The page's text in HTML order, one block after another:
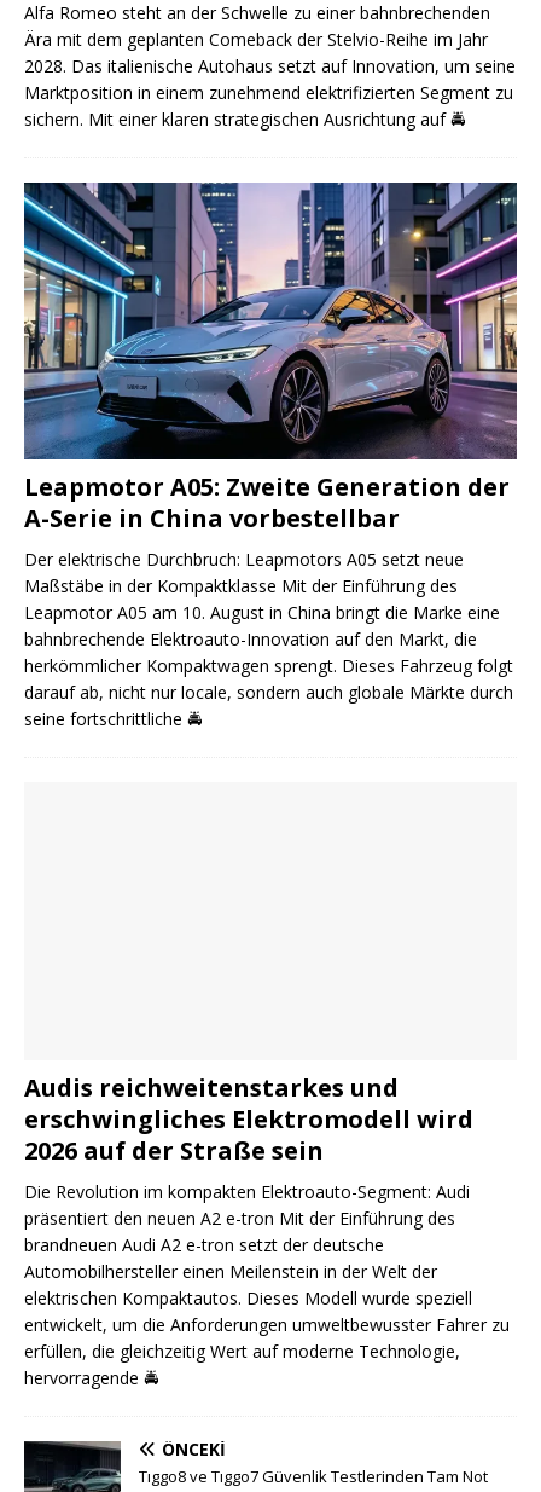
Alfa Romeo steht an der Schwelle zu einer bahnbrechenden
Ära mit dem geplanten Comeback der Stelvio-Reihe im Jahr
2028. Das italienische Autohaus setzt auf Innovation, um seine
Marktposition in einem zunehmend elektrifizierten Segment zu
sichern. Mit einer klaren strategischen Ausrichtung auf🚔
Leapmotor A05: Zweite Generation der
A-Serie in China vorbestellbar
Der elektrische Durchbruch: Leapmotors A05 setzt neue
Maßstäbe in der Kompaktklasse Mit der Einführung des
Leapmotor A05 am 10. August in China bringt die Marke eine
bahnbrechende Elektroauto-Innovation auf den Markt, die
herkömmlicher Kompaktwagen sprengt. Dieses Fahrzeug folgt
darauf ab, nicht nur locale, sondern auch globale Märkte durch
seine fortschrittliche 🚔
Audis reichweitenstarkes und
erschwingliches Elektromodell wird
2026 auf der Straße sein
Die Revolution im kompakten Elektroauto-Segment: Audi
präsentiert den neuen A2 e-tron Mit der Einführung des
brandneuen Audi A2 e-tron setzt der deutsche
Automobilhersteller einen Meilenstein in der Welt der
elektrischen Kompaktautos. Dieses Modell wurde speziell
entwickelt, um die Anforderungen umweltbewusster Fahrer zu
erfüllen, die gleichzeitig Wert auf moderne Technologie,
hervorragende 🚔
ÖNCEKI
Tıggo8 ve Tıggo7 Güvenlik Testlerinden Tam Not